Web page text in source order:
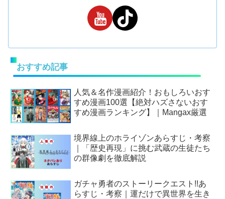
おすすめ記事
人気＆名作漫画紹介！おもしろいおす
すめ漫画100選【絶対ハズさないおす
すめ漫画ランキング】｜Mangax厳選
境界線上のホライゾンあらすじ・考察
｜「歴史再現」に挑む武蔵の生徒たち
の群像劇を徹底解説
ガチャ勇者のストーリークエスト!!あ
らすじ・考察｜運だけで異世界を生き